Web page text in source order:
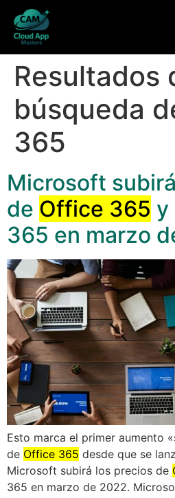
Resultados
búsqueda
365
Microsoft
de Office 365 y
365 en marzo
Esto marca el primer aumento
de Office 365 desde que se
Microsoft subirá los precios de
365 en marzo de 2022.